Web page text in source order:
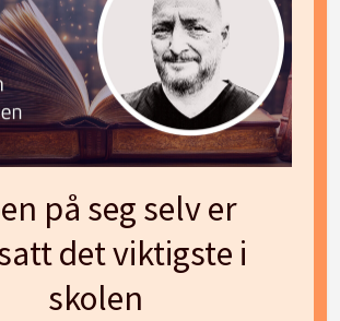
på seg selv er
det viktigste i
skolen